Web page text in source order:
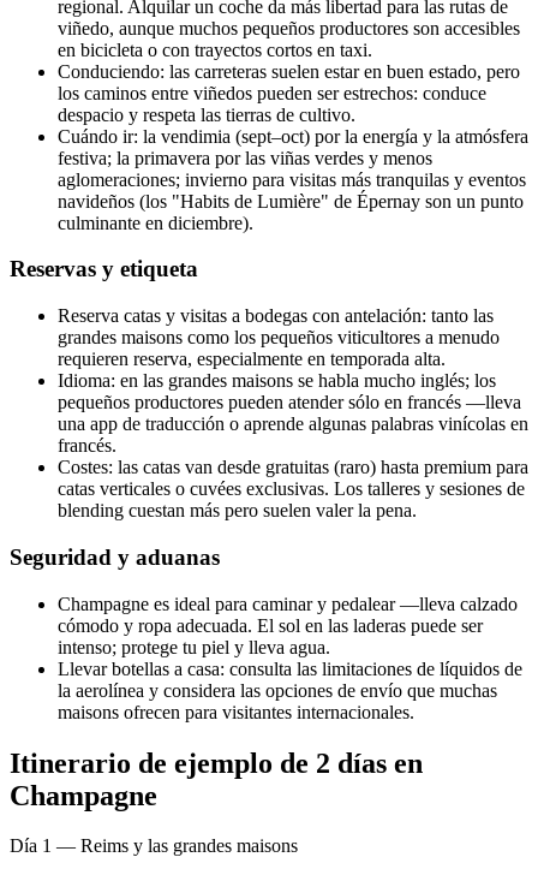
regional. Alquilar un coche da más libertad para las rutas de
viñedo, aunque muchos pequeños productores son accesibles
en bicicleta o con trayectos cortos en taxi.
Conduciendo: las carreteras suelen estar en buen estado, pero
los caminos entre viñedos pueden ser estrechos: conduce
despacio y respeta las tierras de cultivo.
Cuándo ir: la vendimia (sept–oct) por la energía y la atmósfera
festiva; la primavera por las viñas verdes y menos
aglomeraciones; invierno para visitas más tranquilas y eventos
navideños (los "Habits de Lumière" de Épernay son un punto
culminante en diciembre).
Reservas y etiqueta
Reserva catas y visitas a bodegas con antelación: tanto las
grandes maisons como los pequeños viticultores a menudo
requieren reserva, especialmente en temporada alta.
Idioma: en las grandes maisons se habla mucho inglés; los
pequeños productores pueden atender sólo en francés —lleva
una app de traducción o aprende algunas palabras vinícolas en
francés.
Costes: las catas van desde gratuitas (raro) hasta premium para
catas verticales o cuvées exclusivas. Los talleres y sesiones de
blending cuestan más pero suelen valer la pena.
Seguridad y aduanas
Champagne es ideal para caminar y pedalear —lleva calzado
cómodo y ropa adecuada. El sol en las laderas puede ser
intenso; protege tu piel y lleva agua.
Llevar botellas a casa: consulta las limitaciones de líquidos de
la aerolínea y considera las opciones de envío que muchas
maisons ofrecen para visitantes internacionales.
Itinerario de ejemplo de 2 días en
Champagne
Día 1 — Reims y las grandes maisons